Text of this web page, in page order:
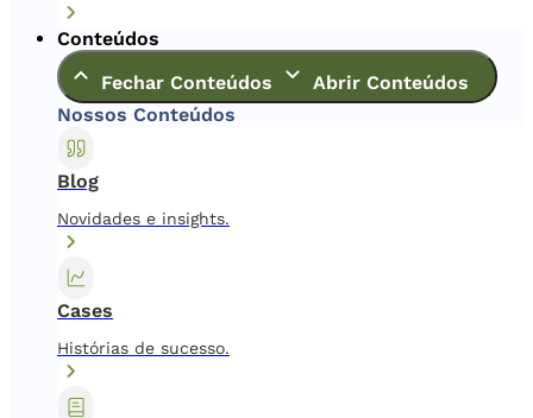
Conteúdos
Fechar Conteúdos
Abrir Conteúdos
Nossos Conteúdos
Blog
Novidades e insights.
Cases
Histórias de sucesso.